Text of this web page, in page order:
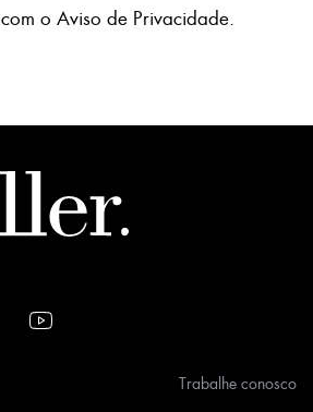
com oAviso de Privacidade.
Trabalhe conosco